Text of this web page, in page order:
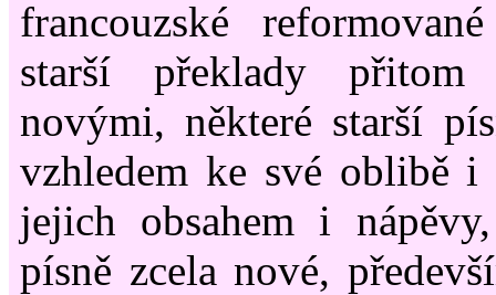
francouzské
starší překlady přitom
novými, některé starší
vzhledem ke své oblibě i
jejich obsahem i
písně zcela nové,